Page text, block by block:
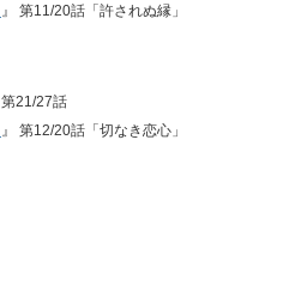
』 第11/20話「許されぬ縁」
第21/27話
』 第12/20話「切なき恋心」